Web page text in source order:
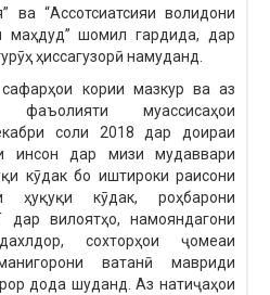
ва “Ассотсиатсияи волидони
маҳдуд” шомил гардида, дар
ҳиссагузорӣ намуданд.
кории мазкур ва аз
фаъолияти муассисаҳои
соли 2018 дар доираи
инсон дар мизи мудаввари
кӯдак бо иштироки раисони
ҳуқуқи кӯдак, роҳбарони
вилоятҳо, намояндагони
сохторҳои ҷомеаи
ватанӣ мавриди
дода шуданд. Аз натиҷаҳои